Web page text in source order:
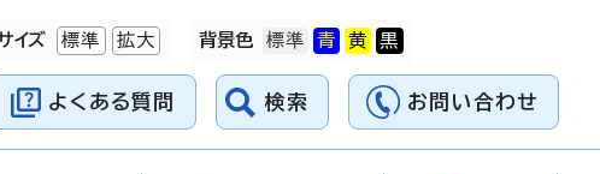
イズ 標準 拡大 背景色
よくある質問 検索 お問い合わせ